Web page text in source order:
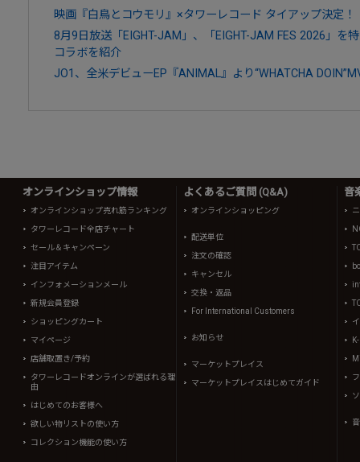
映画『白鳥とコウモリ』×タワーレコード タイアップ決定！
8月9日放送「EIGHT-JAM」、「EIGHT-JAM FES 2026」を
コラボを紹介
JO1、全米デビューEP『ANIMAL』より“WHATCHA
オンラインショップ情報
オンラインショップ売れ筋ランキング
タワーレコード全店チャート
セール＆キャンペーン
注目アイテム
インフォメーションメール
新規会員登録
ショッピングカート
マイページ
店舗取置き/予約
タワーレコードオンラインが選ばれる理
由
はじめてのお客様へ
欲しい物リストの使い方
コレクション機能の使い方
よくあるご質問 (Q&A)
オンラインショッピング
配送単位
注文の確認
キャンセル
交換・返品
For International Customers
お知らせ
マーケットプレイス
マーケットプレイスはじめてガイド
音